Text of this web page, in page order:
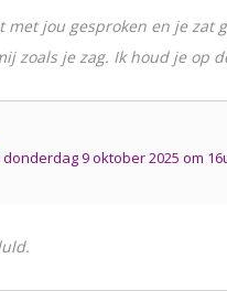
met jou gesproken en je
zoals je zag. Ik houd je op
9 oktober 2025 om